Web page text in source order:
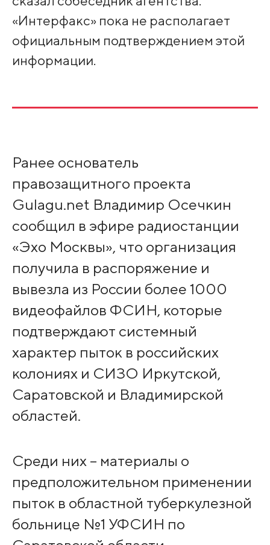
«Интерфакс» пока не располагает
официальным подтверждением этой
информации.
Ранее основатель
правозащитного проекта
Gulagu.net Владимир Осечкин
сообщил в эфире радиостанции
«Эхо Москвы», что организация
получила в распоряжение и
вывезла из России более 1000
видеофайлов ФСИН, которые
подтверждают системный
характер пыток в российских
колониях и СИЗО Иркутской,
Саратовской и Владимирской
областей.
Среди них – материалы о
предположительном применении
пыток в областной туберкулезной
больнице №1 УФСИН по